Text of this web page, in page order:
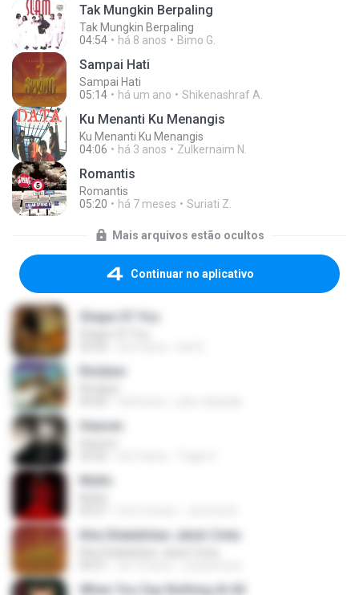
Tak Mungkin Berpaling
Tak Mungkin Berpaling
04:54
há 8 anos Bimo G.
Sampai Hati
Sampai Hati
05:14
há um ano Shikenashraf A.
Ku Menanti Ku Menangis
Ku Menanti Ku Menangis
04:06
há 3 anos Zulkernaim N.
Romantis
Romantis
05:20
há 7 meses Suriati Z.
Mais arquivos estão ocultos
Continuar no aplicativo
Shape Of You
Rindiani
Heaven
Multo
Kita Ditakdirkan Jatuh Cinta
When You Say Nothing At All